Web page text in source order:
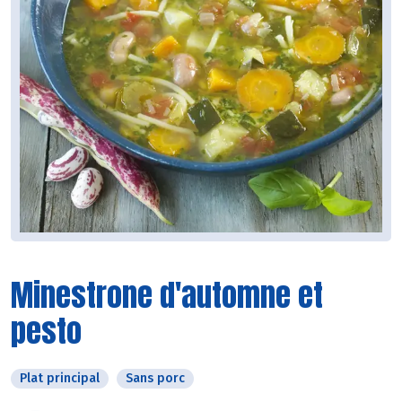
Minestrone d'automne et
pesto
Plat principal Sans porc